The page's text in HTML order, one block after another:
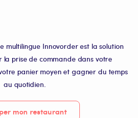
multilingue Innovorder est la solution
la prise de commande dans votre
panier moyen et gagner du temps
au quotidien.
mon restaurant